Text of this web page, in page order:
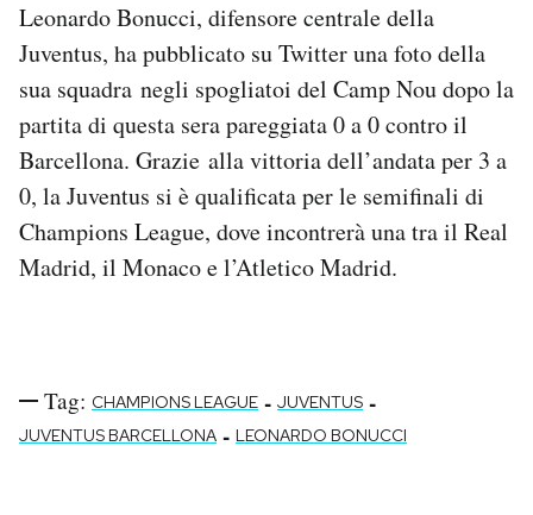
SHOP
CALENDARIO
Area Personale
Newsletter
Leonardo Bonucci, difensore centrale della
Juventus, ha pubblicato su Twitter una foto della
sua squadra negli spogliatoi del Camp Nou dopo la
partita di questa sera pareggiata 0 a 0 contro il
Barcellona. Grazie alla vittoria dell’andata per 3 a
0, la Juventus si è qualificata per le semifinali di
Champions League, dove incontrerà una tra il Real
Madrid, il Monaco e l’Atletico Madrid.
Tag: CHAMPIONS LEAGUE - JUVENTUS -
JUVENTUS BARCELLONA - LEONARDO BONUCCI